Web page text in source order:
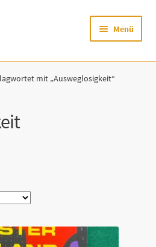
Menü
mit „Ausweglosigkeit“